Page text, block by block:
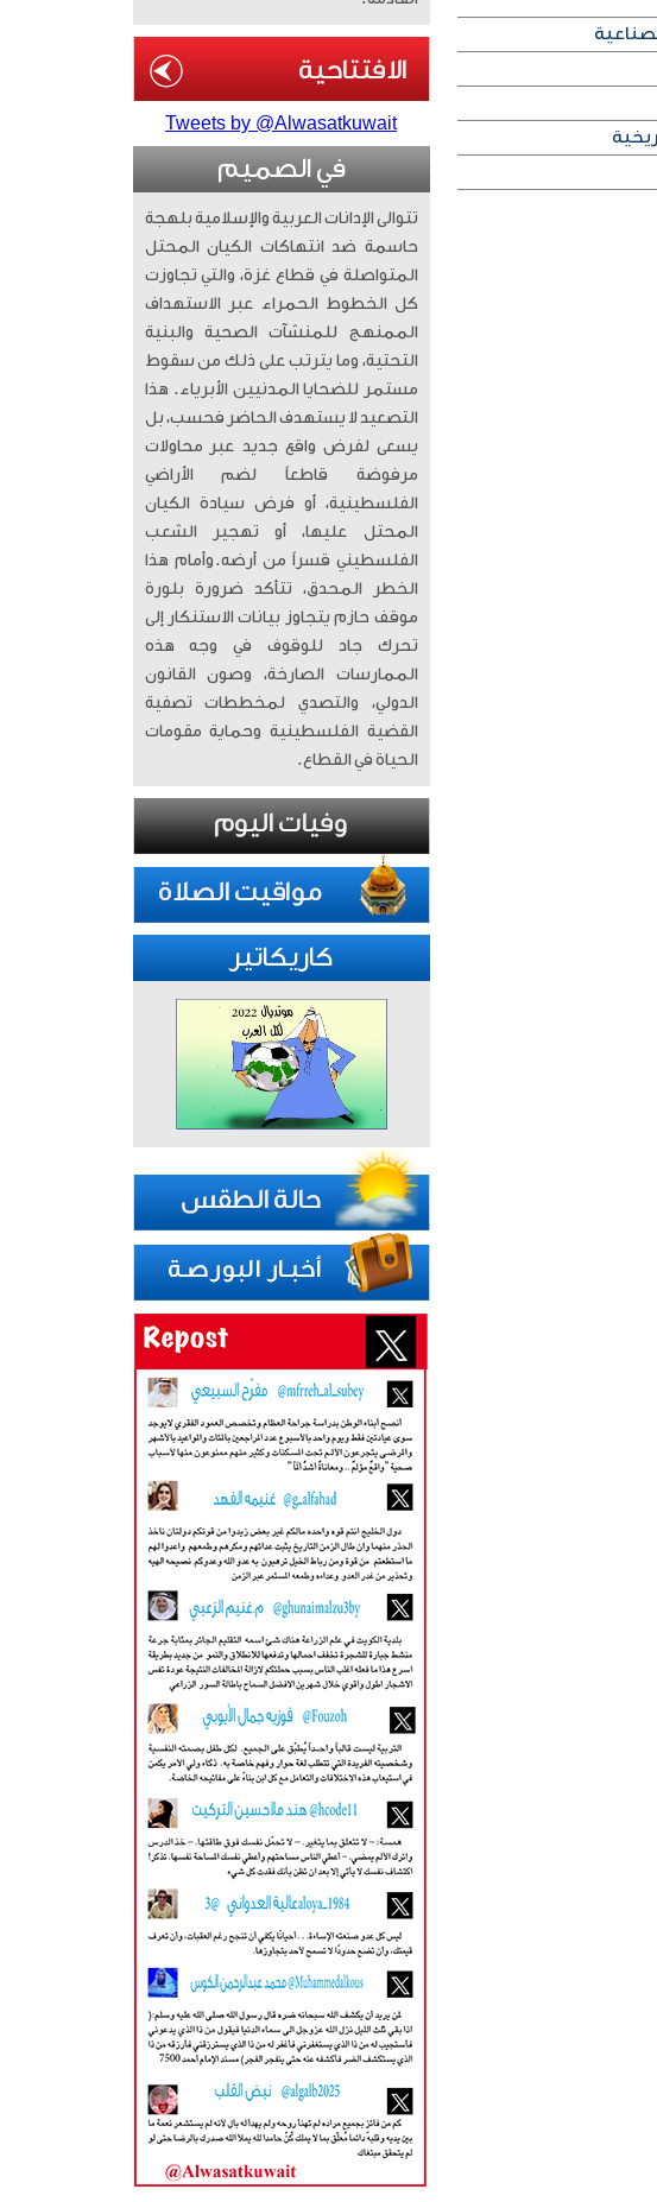
Tweets by @Alwasatkuwait
في الصميم
تتوالى الإدانات العربية والإسلامية بلهجة
حاسمة ضد انتهاكات الكيان المحتل
المتواصلة في قطاع غزة، والتي تجاوزت
كل الخطوط الحمراء عبر الاستهداف
الممنهج للمنشآت الصحية والبنية
التحتية، وما يترتب على ذلك من سقوط
مستمر للضحايا المدنيين الأبرياء. ​ هذا
التصعيد لا يستهدف الحاضر فحسب، بل
يسعى لفرض واقع جديد عبر محاولات
مرفوضة قاطعاً لضم الأراضي
الفلسطينية، أو فرض سيادة الكيان
المحتل عليها، أو تهجير الشعب
الفلسطيني قسراً من أرضه. ​وأمام هذا
الخطر المحدق، تتأكد ضرورة بلورة
موقف حازم يتجاوز بيانات الاستنكار إلى
تحرك جاد للوقوف في وجه هذه
الممارسات الصارخة، وصون القانون
الدولي، والتصدي لمخططات تصفية
القضية الفلسطينية وحماية مقومات
الحياة في القطاع.
كاريكاتير